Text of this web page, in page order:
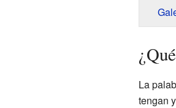
La
tengan